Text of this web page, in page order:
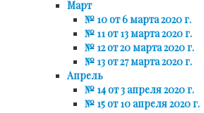
Март
№ 10 от 6 марта 2020 г.
№ 11 от 13 марта 2020 г.
№ 12 от 20 марта 2020 г.
№ 13 от 27 марта 2020 г.
Апрель
№ 14 от 3 апреля 2020 г.
№ 15 от 10 апреля 2020 г.